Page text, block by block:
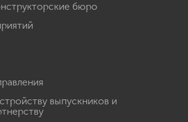
бюро
выпускников и